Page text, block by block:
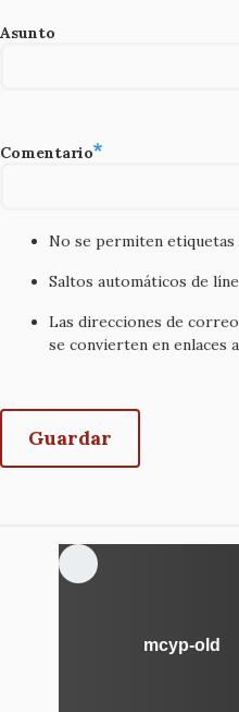
Asunto
Comentario
No se permiten etiquetas
Saltos automáticos de
Las direcciones de
se convierten en enlaces
mcyp-old